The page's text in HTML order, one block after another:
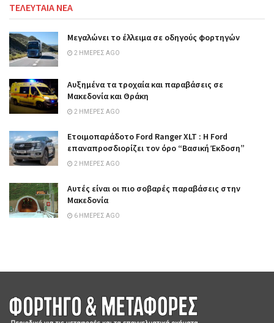
ΤΕΛΕΥΤΑΙΑ ΝΕΑ
Μεγαλώνει το έλλειμα σε οδηγούς φορτηγών
2 ΗΜΈΡΕΣ AGO
Αυξημένα τα τροχαία και παραβάσεις σε
Μακεδονία και Θράκη
2 ΗΜΈΡΕΣ AGO
Ετοιμοπαράδοτο Ford Ranger XLT : Η Ford
επαναπροσδιορίζει τον όρο “Βασική Έκδοση”
2 ΗΜΈΡΕΣ AGO
Αυτές είναι οι πιο σοβαρές παραβάσεις στην
Μακεδονία
6 ΗΜΈΡΕΣ AGO